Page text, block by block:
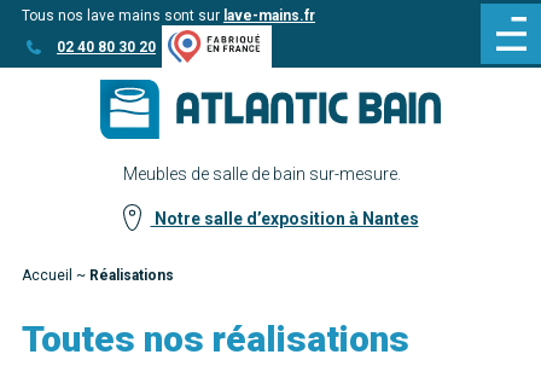
Aller
au
Aller au
contenu
Tous nos lave mains sont sur lave-mains.fr
02 40 80 30 20
Meubles de salle de bain sur-mesure.
Notre salle d’exposition à Nantes
Accueil ~ Réalisations
Toutes nos réalisations